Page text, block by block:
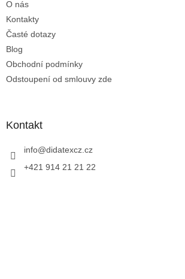
O nás
Kontakty
Časté dotazy
Blog
Obchodní podmínky
Odstoupení od smlouvy zde
Kontakt
info@didatexcz.cz
+421 914 21 21 22